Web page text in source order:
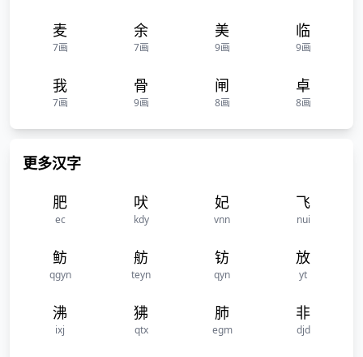
麦
7画
余
7画
美
9画
临
9画
我
7画
骨
9画
闸
8画
卓
8画
更多汉字
肥
ec
吠
kdy
妃
vnn
飞
nui
鲂
qgyn
舫
teyn
钫
qyn
放
yt
沸
ixj
狒
qtx
肺
egm
非
djd